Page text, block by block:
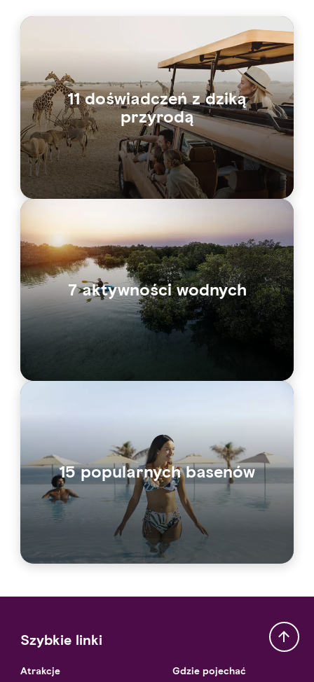
11 doświadczeń z dziką
przyrodą
7 aktywności wodnych
15 popularnych basenów
Szybkie linki
Atrakcje Gdzie pojechać